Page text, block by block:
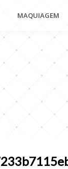
MAQUIAGEM